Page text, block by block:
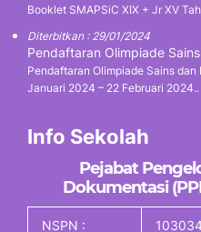
Booklet SMAPSiC XIX + Jr XV
Diterbitkan : 29/01/2024
Pendaftaran Olimpiade
Pendaftaran Olimpiade Sains dan
Januari 2024 – 22 Februari 2024..
Info Sekolah
Pejabat
Dokumentasi
NSPN :